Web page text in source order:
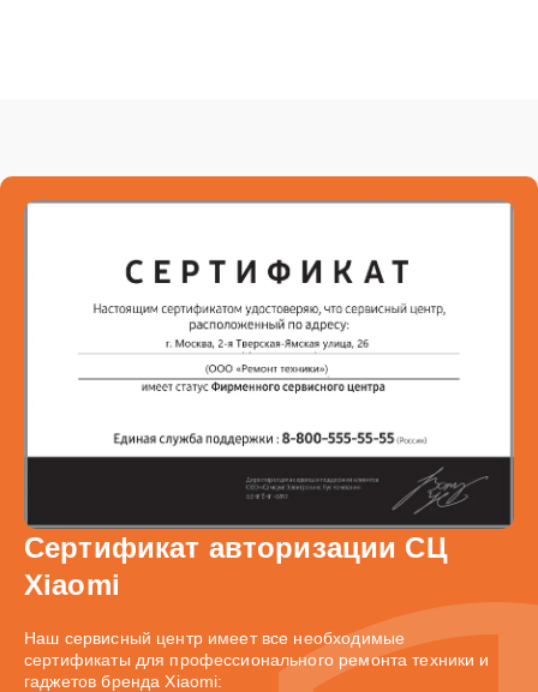
Сертификат авторизации СЦ
Xiaomi
Наш сервисный центр имеет все необходимые
сертификаты для профессионального ремонта техники и
гаджетов бренда Xiaomi: